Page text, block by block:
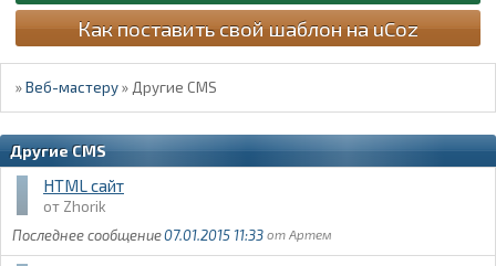
Как поставить свой шаблон на uCoz
»Веб-мастеру »Другие CMS
Другие CMS
HTML сайт
Zhorik
07.01.2015 11:33
Артем